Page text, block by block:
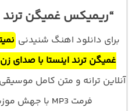
“ریمیکس غمیگن ترند
برای دانلود اهنگ شنیدنی
غمیگن ترند اینستا با صدای
فرمت MP3 با جهش موزیک ❤️ همراه باشید